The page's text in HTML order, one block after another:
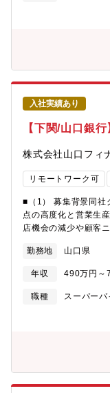
指すことです。ドコ
には、まだまだ「人
きた力を、ドコモで
サービスの改善検討
支店との連携(共同
トサービスであるｄ
店を中心とした新規
アプローチ)・新規開
略の策定、実行・マ
商材）の営業、競合
の改善検討・提案・
約関連業務の推進・
連携(共同提案を含む
当する「パートナー
バーが担当する日本
上長との相談により
により、専門性の向
われることから、「
可能。■候補者へのメ
しております。例え
ンなどです。この中
「共通ポイント」「
トである「dポイン
ドコモというフィー
なたの夢をかなえて
「力」を、ドコモで
入社実績あり
【下関/山口銀
株式会社山口フィ
リモートワーク可
■（1） 募集背景同社
点の高度化と営業生
店機会の減少や顧客
ます。その中でコー
新たなニーズ創出を
り、単なる問い合わ
が拡大しています。
■（2） ミッション
ョンのミッションで
を創出する仕組みを
係性を深めていくこ
実現に寄与していた
勤務地 山口県
年収 490万円～
職種
スーパー